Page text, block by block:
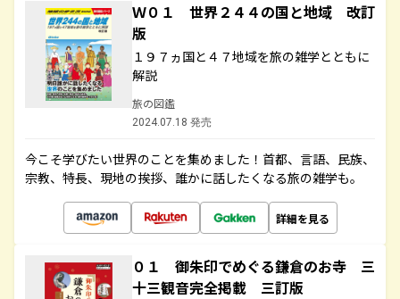
Ｗ０１ 世界２４４の国と地域 改訂
版
１９７ヵ国と４７地域を旅の雑学とともに
解説
旅の図鑑
2024.07.18 発売
今こそ学びたい世界のことを集めました！首都、言語、民族、
宗教、特長、現地の挨拶、誰かに話したくなる旅の雑学も。
詳細を見る
０１ 御朱印でめぐる鎌倉のお寺 三
十三観音完全掲載 三訂版